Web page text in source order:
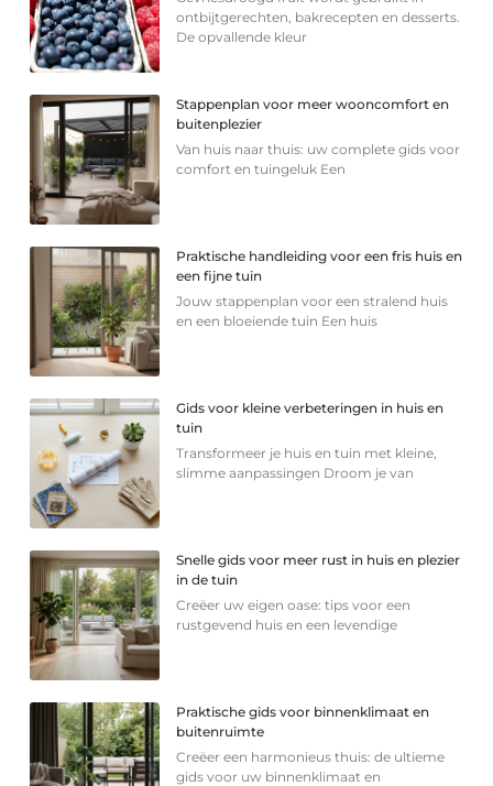
ontbijtgerechten, bakrecepten en desserts.
De opvallende kleur
Stappenplan voor meer wooncomfort en
buitenplezier
Van huis naar thuis: uw complete gids voor
comfort en tuingeluk Een
Praktische handleiding voor een fris huis en
een fijne tuin
Jouw stappenplan voor een stralend huis
en een bloeiende tuin Een huis
Gids voor kleine verbeteringen in huis en
tuin
Transformeer je huis en tuin met kleine,
slimme aanpassingen Droom je van
Snelle gids voor meer rust in huis en plezier
in de tuin
Creëer uw eigen oase: tips voor een
rustgevend huis en een levendige
Praktische gids voor binnenklimaat en
buitenruimte
Creëer een harmonieus thuis: de ultieme
gids voor uw binnenklimaat en